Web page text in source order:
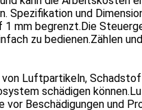
Spezifikation und
mm begrenzt.Die
zu bedienen.Zählen
Luftpartikeln,
schädigen
Beschädigungen und